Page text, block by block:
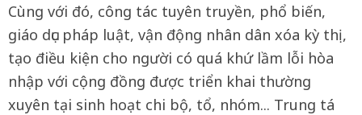
Cùng với đó, công tác tuyên truyền, phổ biến,
giáo dục pháp luật, vận động nhân dân xóa kỳ thị,
tạo điều kiện cho người có quá khứ lầm lỗi hòa
nhập với cộng đồng được triển khai thường
xuyên tại sinh hoạt chi bộ, tổ, nhóm... Trung tá